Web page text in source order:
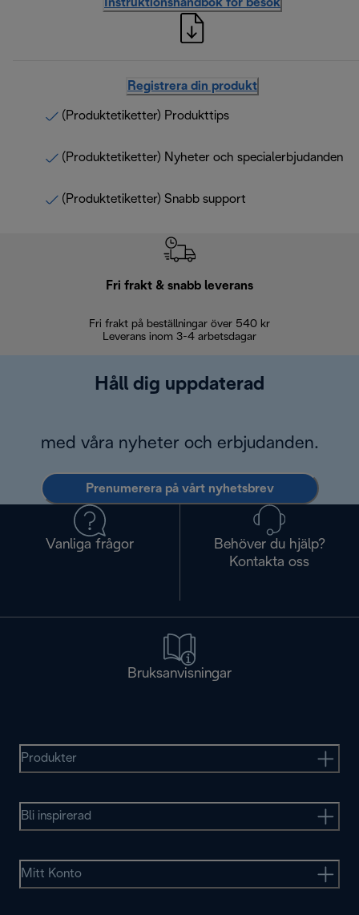
Instruktionshandbok för besök
Registrera din produkt
(Produktetiketter) Produkttips
(Produktetiketter) Nyheter och specialerbjudanden
(Produktetiketter) Snabb support
Fri frakt & snabb leverans
Fri frakt på beställningar över 540 kr
Leverans inom 3-4 arbetsdagar
Håll dig uppdaterad
med våra nyheter och erbjudanden.
Prenumerera på vårt nyhetsbrev
Vanliga frågor
Behöver du hjälp?
Kontakta oss
Bruksanvisningar
Produkter
Bli inspirerad
Mitt Konto